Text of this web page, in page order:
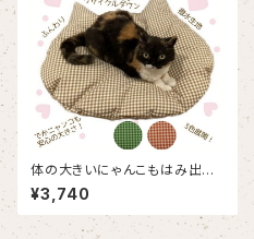
体の大きいにゃんこもはみ出な
い、羽毛のクッション、猫のしあ
わせ座布団 BIG
¥3,740